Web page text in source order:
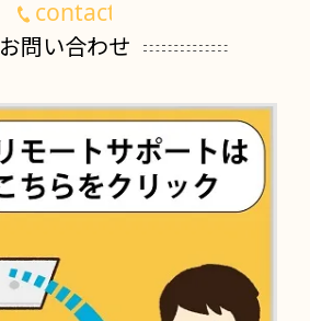
お問い合わせ